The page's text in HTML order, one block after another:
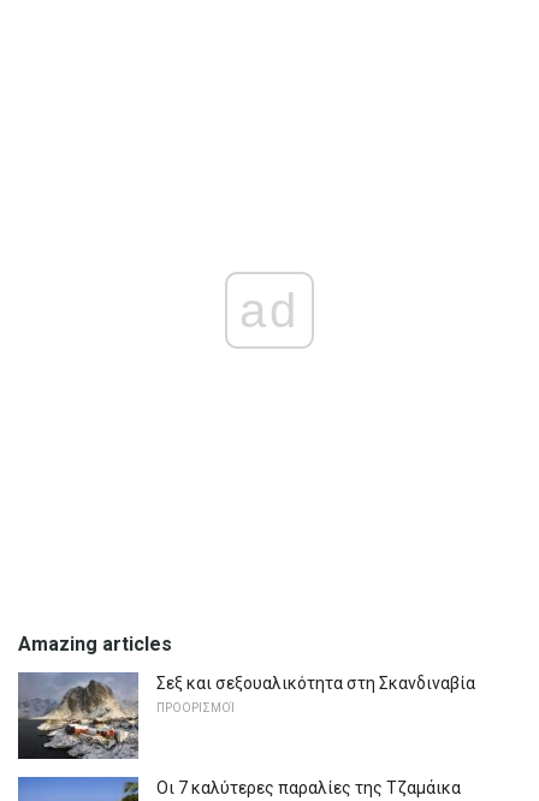
ad
Amazing articles
Σεξ και σεξουαλικότητα στη Σκανδιναβία
ΠΡΟΟΡΙΣΜΟΊ
Οι 7 καλύτερες παραλίες της Τζαμάικα